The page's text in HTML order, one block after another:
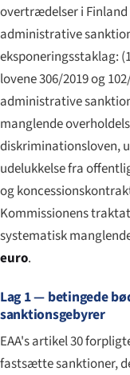
overtrædelser i Finland
administrative
eksponeringsstaklag:
lovene 306/2019 og
administrative
manglende
diskriminationsloven,
udelukkelse fra
og
Kommissionens
systematisk
euro.
Lag 1 — betingede
sanktionsgebyrer
EAA's artikel 30
fastsætte sanktioner,